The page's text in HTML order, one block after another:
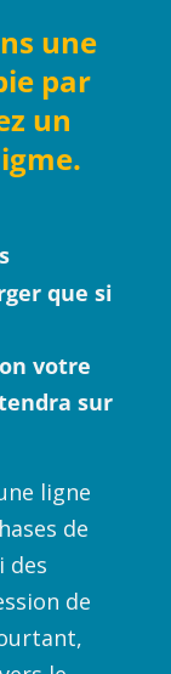
une
par
un
que si
votre
sur
ligne
de
des
de